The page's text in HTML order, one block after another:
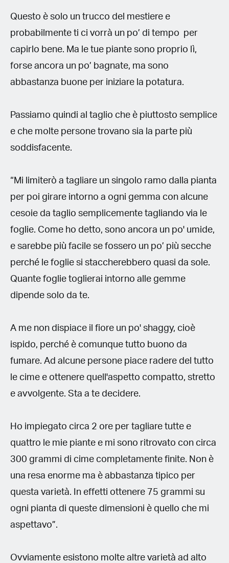
Questo è solo un trucco del mestiere e
probabilmente ti ci vorrà un po’ di tempo per
capirlo bene. Ma le tue piante sono proprio lì,
forse ancora un po’ bagnate, ma sono
abbastanza buone per iniziare la potatura.
Passiamo quindi al taglio che è piuttosto semplice
e che molte persone trovano sia la parte più
soddisfacente.
“Mi limiterò a tagliare un singolo ramo dalla pianta
per poi girare intorno a ogni gemma con alcune
cesoie da taglio semplicemente tagliando via le
foglie. Come ho detto, sono ancora un po' umide,
e sarebbe più facile se fossero un po’ più secche
perché le foglie si staccherebbero quasi da sole.
Quante foglie toglierai intorno alle gemme
dipende solo da te.
A me non dispiace il fiore un po' shaggy, cioè
ispido, perché è comunque tutto buono da
fumare. Ad alcune persone piace radere del tutto
le cime e ottenere quell'aspetto compatto, stretto
e avvolgente. Sta a te decidere.
Ho impiegato circa 2 ore per tagliare tutte e
quattro le mie piante e mi sono ritrovato con circa
300 grammi di cime completamente finite. Non è
una resa enorme ma è abbastanza tipico per
questa varietà. In effetti ottenere 75 grammi su
ogni pianta di queste dimensioni è quello che mi
aspettavo”.
Ovviamente esistono molte altre varietà ad alto